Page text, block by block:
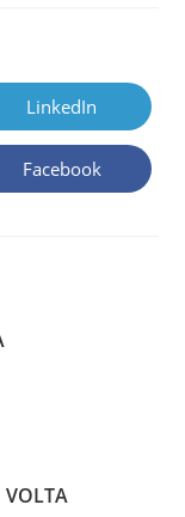
LinkedIn
Facebook
VOLTA